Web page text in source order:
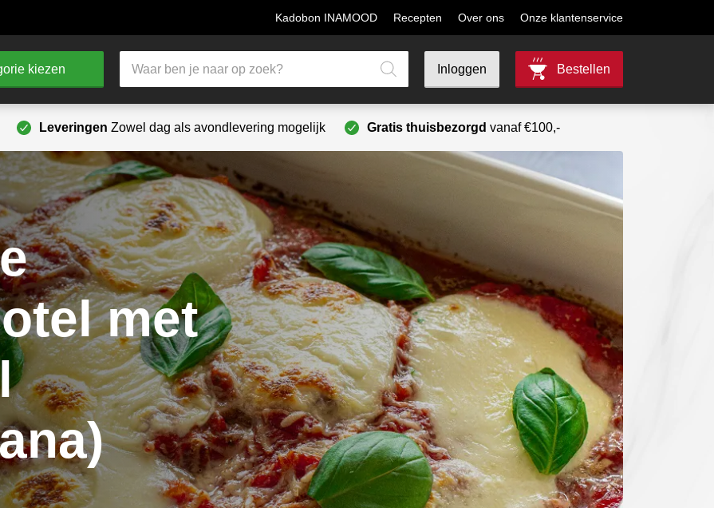
Kadobon INAMOOD Recepten Over ons Onze klantenservice
kiezen
Producten
zoeken
Inloggen Bestellen
Leveringen Zowel dag als avondlevering mogelijk Gratis thuisbezorgd vanaf €100,-
met